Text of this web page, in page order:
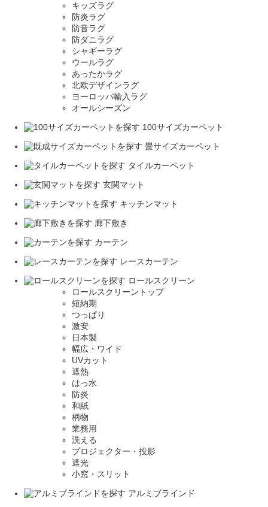
キッズラグ
防炎ラグ
防音ラグ
防ダニラグ
シャギーラグ
ウールラグ
あったかラグ
北欧デザインラグ
ヨーロッパ輸入ラグ
オールシーズン
100サイズカーペット
畳サイズカーペット
タイルカーペット
玄関マット
キッチンマット
廊下敷き
カーテン
レースカーテン
ロールスクリーン
ロールスクリーントップ
短納期
つっぱり
激安
日本製
幅広・ワイド
UVカット
遮熱
はっ水
防炎
和紙
柄物
業務用
洗える
プロジェクター・投影
遮光
小窓・スリット
アルミブラインド